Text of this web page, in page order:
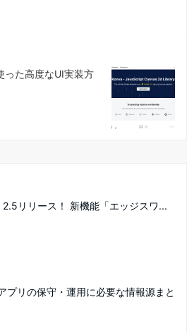
った高度なUI実装方
リリース！ 新機能「エッジスワ...
プリの保守・運用に必要な情報源まと